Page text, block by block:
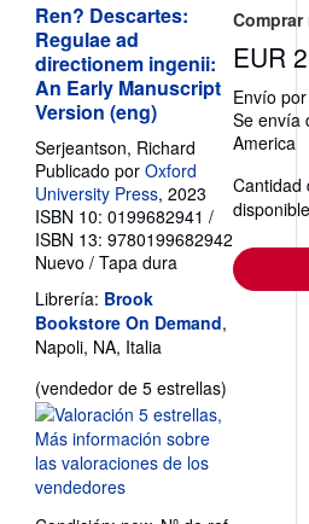
Ren? Descartes:
Regulae ad
directionem ingenii:
An Early Manuscript
Version (eng)
Serjeantson, Richard
Publicado por Oxford
University Press, 2023
ISBN 10: 0199682941 /
ISBN 13: 9780199682942
Nuevo / Tapa dura
Librería: Brook
Bookstore On Demand,
Napoli, NA, Italia
(vendedor de 5 estrellas)
EUR
Envío
Se envía
America
Cantidad